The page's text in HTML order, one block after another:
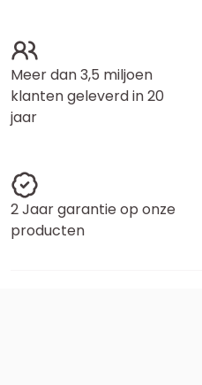
Meer dan 3,5 miljoen
klanten geleverd in 20
jaar
2 Jaar garantie op onze
producten